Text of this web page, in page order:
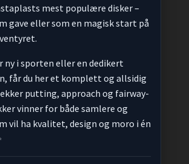
mest populære disker –
gave eller som en magisk start på
ny i sporten eller en dedikert
får du her et komplett og allsidig
putting, approach og fairway-
vinner for både samlere og
vil ha kvalitet, design og moro i én